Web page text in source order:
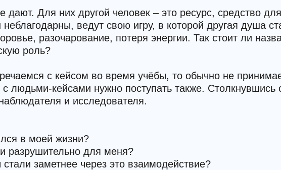
дают. Для них другой человек – это ресурс, средство
ведут свою игру, в которой другая душа
разочарование, потеря энергии. Так стоит ли
роль?
с кейсом во время учёбы, то обычно не
людьми-кейсами нужно поступать также.
и исследователя.
в моей жизни?
разрушительно для меня?
заметнее через это взаимодействие?